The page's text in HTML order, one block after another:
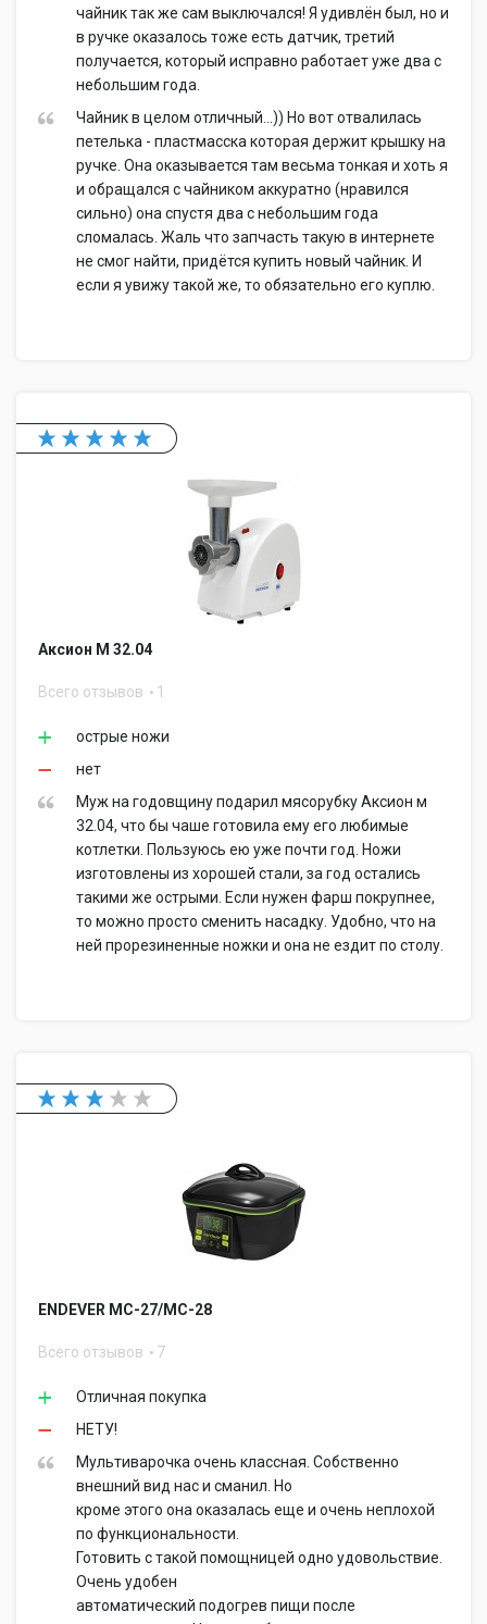
чайник так же сам выключался! Я удивлён был, но и
в ручке оказалось тоже есть датчик, третий
получается, который исправно работает уже два с
небольшим года.
Чайник в целом отличный...)) Но вот отвалилась
петелька - пластмасска которая держит крышку на
ручке. Она оказывается там весьма тонкая и хоть я
и обращался с чайником аккуратно (нравился
сильно) она спустя два с небольшим года
сломалась. Жаль что запчасть такую в интернете
не смог найти, придётся купить новый чайник. И
если я увижу такой же, то обязательно его куплю.
Аксион М 32.04
Всего отзывов 1
острые ножи
нет
Муж на годовщину подарил мясорубку Аксион м
32.04, что бы чаше готовила ему его любимые
котлетки. Пользуюсь ею уже почти год. Ножи
изготовлены из хорошей стали, за год остались
такими же острыми. Если нужен фарш покрупнее,
то можно просто сменить насадку. Удобно, что на
ней прорезиненные ножки и она не ездит по столу.
ENDEVER MC-27/MC-28
Всего отзывов 7
Отличная покупка
НЕТУ!
Мультиварочка очень классная. Собственно
внешний вид нас и сманил. Но
кроме этого она оказалась еще и очень неплохой
по функциональности.
Готовить с такой помощницей одно удовольствие.
Очень удобен
автоматический подогрев пищи после